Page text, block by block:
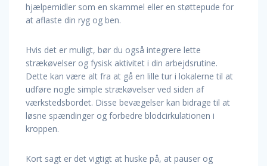
hjælpemidler som en skammel eller en støttepude for
at aflaste din ryg og ben.
Hvis det er muligt, bør du også integrere lette
strækøvelser og fysisk aktivitet i din arbejdsrutine.
Dette kan være alt fra at gå en lille tur i lokalerne til at
udføre nogle simple strækøvelser ved siden af
værkstedsbordet. Disse bevægelser kan bidrage til at
løsne spændinger og forbedre blodcirkulationen i
kroppen.
Kort sagt er det vigtigt at huske på, at pauser og